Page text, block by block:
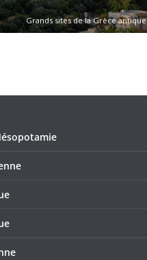
Grands sites de la Grèce antique